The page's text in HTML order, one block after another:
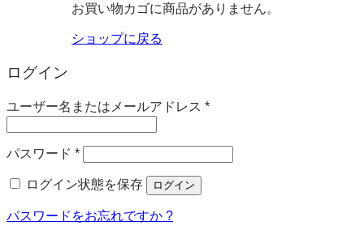
お買い物カゴに商品がありません。
ショップに戻る
ログイン
ユーザー名またはメールアドレス *必
パスワード *必
ログイン状態を保存
ログイン
パスワードをお忘れですか ?